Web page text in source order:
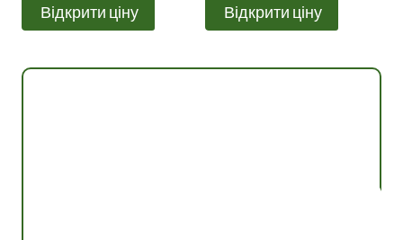
Відкрити ціну Відкрити ціну